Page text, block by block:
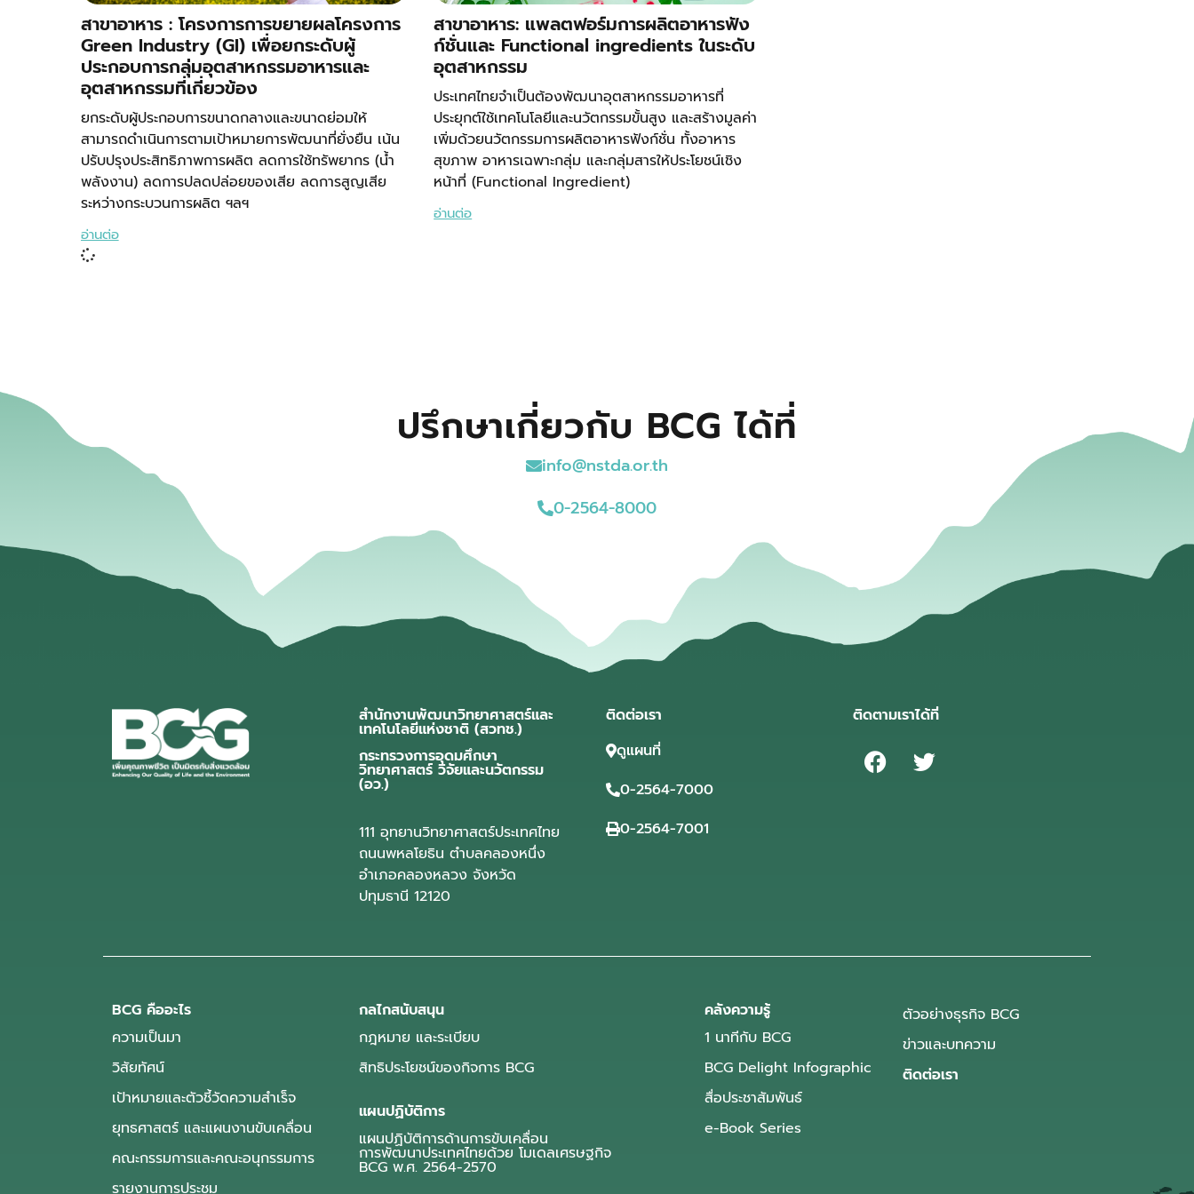
สาขาอาหาร : โครงการการขยายผลโครงการ
Green Industry (GI) เพื่อยกระดับผู้
ประกอบการกลุ่มอุตสาหกรรมอาหารและ
อุตสาหกรรมที่เกี่ยวข้อง
ยกระดับผู้ประกอบการขนาดกลางและขนาดย่อมให้
สามารถดำเนินการตามเป้าหมายการพัฒนาที่ยั่งยืน เน้น
ปรับปรุงประสิทธิภาพการผลิต ลดการใช้ทรัพยากร (น้ำ
พลังงาน) ลดการปลดปล่อยของเสีย ลดการสูญเสีย
ระหว่างกระบวนการผลิต ฯลฯ
อ่านต่อ
สาขาอาหาร: แพลตฟอร์มการผลิตอาหารฟัง
ก์ชั่นและ Functional ingredients ในระดับ
อุตสาหกรรม
ประเทศไทยจำเป็นต้องพัฒนาอุตสาหกรรมอาหารที่
ประยุกต์ใช้เทคโนโลยีและนวัตกรรมขั้นสูง และสร้างมูลค่า
เพิ่มด้วยนวัตกรรมการผลิตอาหารฟังก์ชั่น ทั้งอาหาร
สุขภาพ อาหารเฉพาะกลุ่ม และกลุ่มสารให้ประโยชน์เชิง
หน้าที่ (Functional Ingredient)
อ่านต่อ
ปรึกษาเกี่ยวกับ BCG ได้ที่
info@nstda.or.th
0-2564-8000
สำนักงานพัฒนาวิทยาศาสตร์และ
เทคโนโลยีแห่งชาติ (สวทช.)
กระทรวงการอุดมศึกษา
วิทยาศาสตร์ วิจัยและนวัตกรรม
(อว.)
111 อุทยานวิทยาศาสตร์ประเทศไทย
ถนนพหลโยธิน ตำบลคลองหนึ่ง
อำเภอคลองหลวง จังหวัด
ปทุมธานี 12120
ติดต่อเรา
ดูแผนที่
0-2564-7000
0-2564-7001
ติดตามเราได้ที่
BCG คืออะไร
ความเป็นมา
วิสัยทัศน์
เป้าหมายและตัวชี้วัดความสำเร็จ
ยุทธศาสตร์ และแผนงานขับเคลื่อน
คณะกรรมการและคณะอนุกรรมการ
รายงานการประชุม
กลไกสนับสนุน
กฎหมาย และระเบียบ
สิทธิประโยชน์ของกิจการ BCG
แผนปฏิบัติการ
แผนปฏิบัติการด้านการขับเคลื่อน
การพัฒนาประเทศไทยด้วย โมเดลเศรษฐกิจ
BCG พ.ศ. 2564-2570
คลังความรู้
1 นาทีกับ BCG
BCG Delight Infographic
สื่อประชาสัมพันธ์
e-Book Series
ตัวอย่างธุรกิจ BCG
ข่าวและบทความ
ติดต่อเรา